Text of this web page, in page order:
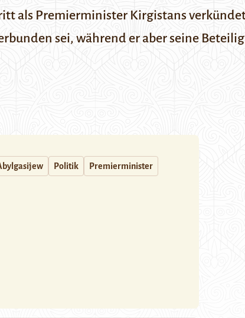
als Premierminister Kirgistans
sei, während er aber seine
Politik Premierminister